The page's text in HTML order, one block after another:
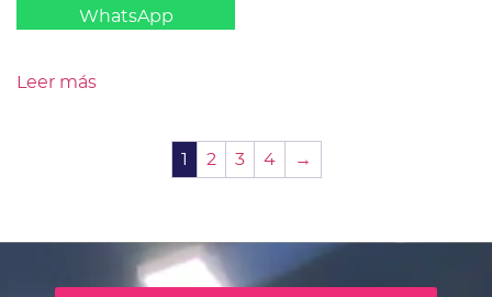
WhatsApp
Leer más
1 2 3 4 →